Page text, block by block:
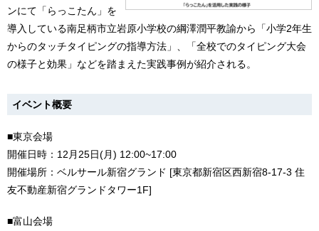
ンにて「らっこたん」を
導入している南足柄市立岩原小学校の綱澤潤平教諭から「小学2年生
からのタッチタイピングの指導方法」、「全校でのタイピング大会
の様子と効果」などを踏まえた実践事例が紹介される。
イベント概要
■東京会場
開催日時：12月25日(月) 12:00~17:00
開催場所：ベルサール新宿グランド [東京都新宿区西新宿8-17-3 住
友不動産新宿グランドタワー1F]
■富山会場